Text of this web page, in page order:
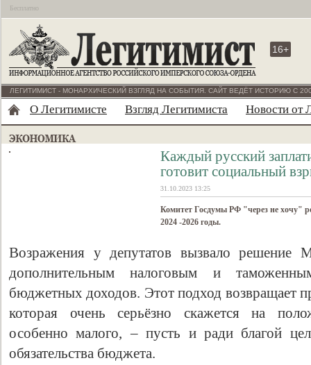
Бесплатно
16+
ЛЕГИТИМИСТ - МОНАРХИЧЕСКИЙ ВЗГЛЯД НА СОБЫТИЯ. САЙТ ВЕДЁТ ИСТОРИЮ С
О Легитимисте Взгляд Легитимиста Новости от
Каждый русский
готовит социальный
31.10.2023 13:25
Комитет Госдумы РФ "через не хочу"
2024 -2026 годы.
Возражения у депутатов вызвало решение
дополнительным налоговым и
бюджетных доходов. Этот подход возвращает
которая очень серьёзно скажется на
особенно малого, – пусть и ради благой
обязательства бюджета.